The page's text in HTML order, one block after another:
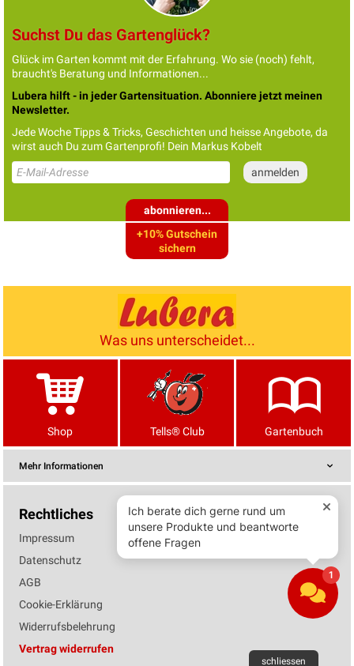
Suchst Du das Gartenglück?
Glück im Garten kommt mit der Erfahrung. Wo sie (noch) fehlt,
braucht's Beratung und Informationen...
Lubera hilft - in jeder Gartensituation. Abonniere jetzt meinen
Newsletter.
Jede Woche Tipps & Tricks, Geschichten und heisse Angebote, da
wirst auch Du zum Gartenprofi! Dein Markus Kobelt
abonnieren...
+10% Gutschein
sichern
Was uns unterscheidet...
Shop Tells® Club Gartenbuch
Mehr Informationen
Rechtliches
Impressum
Datenschutz
AGB
Cookie-Erklärung
Widerrufsbelehrung
Vertrag widerrufen
schliessen